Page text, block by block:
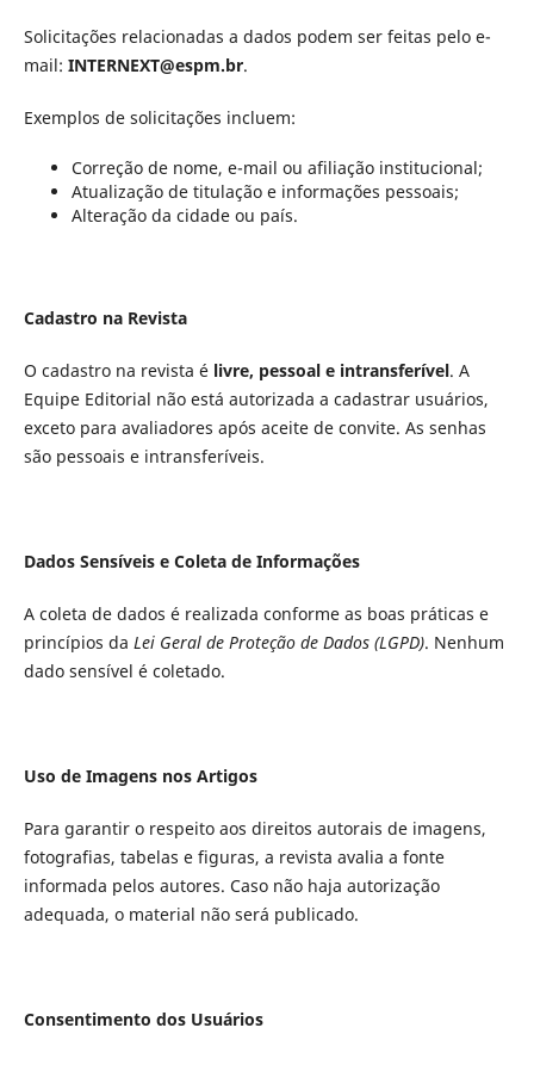
Solicitações relacionadas a dados podem ser feitas pelo e-
mail: INTERNEXT@espm.br.
Exemplos de solicitações incluem:
Correção de nome, e-mail ou afiliação institucional;
Atualização de titulação e informações pessoais;
Alteração da cidade ou país.
Cadastro na Revista
O cadastro na revista é livre, pessoal e intransferível. A
Equipe Editorial não está autorizada a cadastrar usuários,
exceto para avaliadores após aceite de convite. As senhas
são pessoais e intransferíveis.
Dados Sensíveis e Coleta de Informações
A coleta de dados é realizada conforme as boas práticas e
princípios da Lei Geral de Proteção de Dados (LGPD). Nenhum
dado sensível é coletado.
Uso de Imagens nos Artigos
Para garantir o respeito aos direitos autorais de imagens,
fotografias, tabelas e figuras, a revista avalia a fonte
informada pelos autores. Caso não haja autorização
adequada, o material não será publicado.
Consentimento dos Usuários